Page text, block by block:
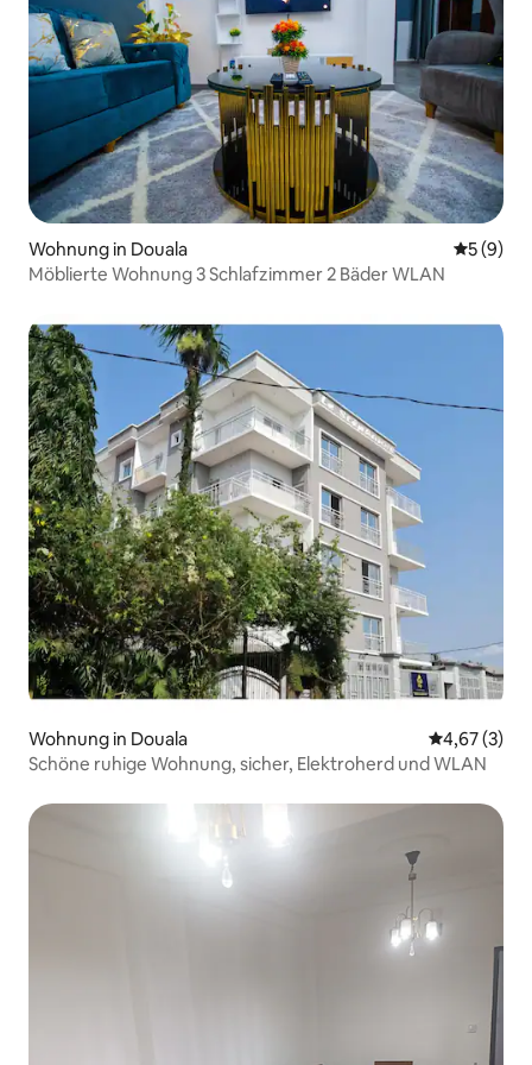
Wohnung in Douala
5 (9)
Möblierte Wohnung 3 Schlafzimmer 2 Bäder WLAN
Wohnung in Douala
4,67 (3)
Schöne ruhige Wohnung, sicher, Elektroherd und WLAN